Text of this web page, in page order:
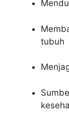
tubuh